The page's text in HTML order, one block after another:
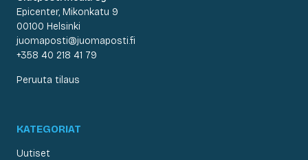
Epicenter, Mikonkatu 9
00100 Helsinki
juomaposti@juomaposti.fi
+358 40 218 41 79
Peruuta tilaus
KATEGORIAT
Uutiset